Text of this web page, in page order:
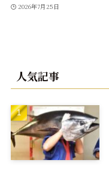
2026年7月25日
人気記事